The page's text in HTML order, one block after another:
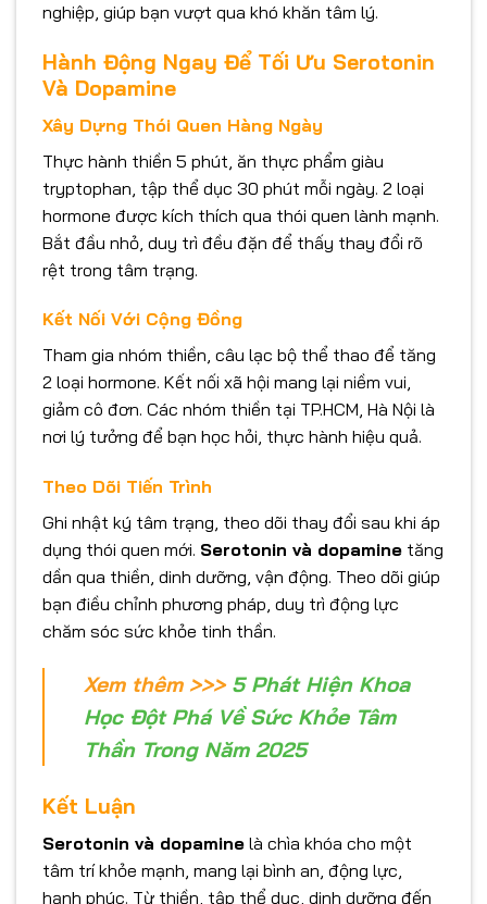
nghiệp, giúp bạn vượt qua khó khăn tâm lý.
Hành Động Ngay Để Tối Ưu Serotonin
Và Dopamine
Xây Dựng Thói Quen Hàng Ngày
Thực hành thiền 5 phút, ăn thực phẩm giàu
tryptophan, tập thể dục 30 phút mỗi ngày. 2 loại
hormone được kích thích qua thói quen lành mạnh.
Bắt đầu nhỏ, duy trì đều đặn để thấy thay đổi rõ
rệt trong tâm trạng.
Kết Nối Với Cộng Đồng
Tham gia nhóm thiền, câu lạc bộ thể thao để tăng
2 loại hormone. Kết nối xã hội mang lại niềm vui,
giảm cô đơn. Các nhóm thiền tại TP.HCM, Hà Nội là
nơi lý tưởng để bạn học hỏi, thực hành hiệu quả.
Theo Dõi Tiến Trình
Ghi nhật ký tâm trạng, theo dõi thay đổi sau khi áp
dụng thói quen mới. Serotonin và dopamine tăng
dần qua thiền, dinh dưỡng, vận động. Theo dõi giúp
bạn điều chỉnh phương pháp, duy trì động lực
chăm sóc sức khỏe tinh thần.
Xem thêm >>> 5 Phát Hiện Khoa
Học Đột Phá Về Sức Khỏe Tâm
Thần Trong Năm 2025
Kết Luận
Serotonin và dopamine là chìa khóa cho một
tâm trí khỏe mạnh, mang lại bình an, động lực,
hạnh phúc. Từ thiền, tập thể dục, dinh dưỡng đến